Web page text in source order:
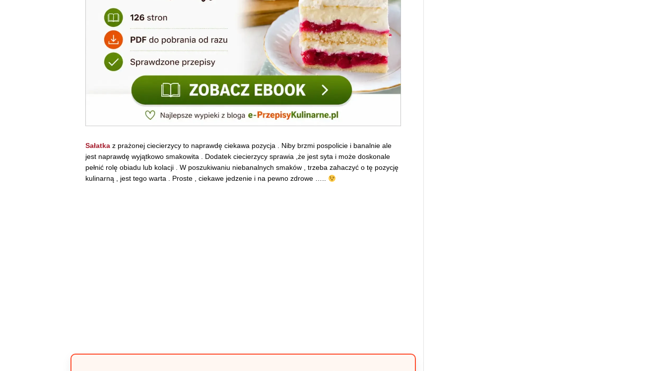
Sałatka z prażonej ciecierzycy to naprawdę ciekawa pozycja . Niby brzmi pospolicie i banalnie ale
jest naprawdę wyjątkowo smakowita . Dodatek ciecierzycy sprawia ,że jest syta i może doskonale
pełnić rolę obiadu lub kolacji . W poszukiwaniu niebanalnych smaków , trzeba zahaczyć o tę pozycję
kulinarną , jest tego warta . Proste , ciekawe jedzenie i na pewno zdrowe …..